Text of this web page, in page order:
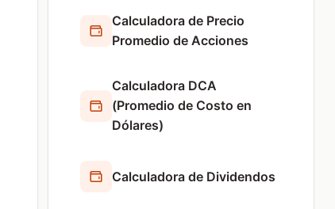
Calculadora de Precio
Promedio de Acciones
Calculadora DCA
(Promedio de Costo en
Dólares)
Calculadora de Dividendos